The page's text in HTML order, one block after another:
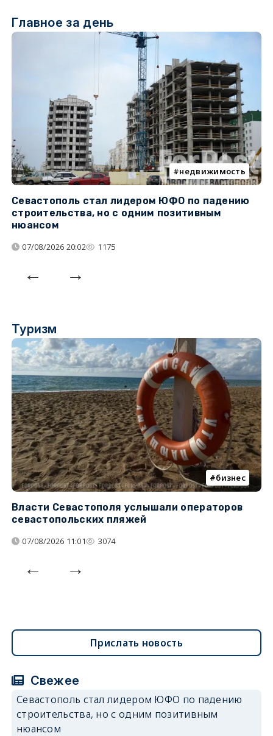
Главное за день
недвижимость
Севастополь стал лидером ЮФО по падению
строительства, но с одним позитивным
нюансом
07/08/2026 20:02 1175
Туризм
бизнес
Власти Севастополя услышали операторов
севастопольских пляжей
07/08/2026 11:01 3074
Прислать новость
Свежее
Севастополь стал лидером ЮФО по падению
строительства, но с одним позитивным
нюансом